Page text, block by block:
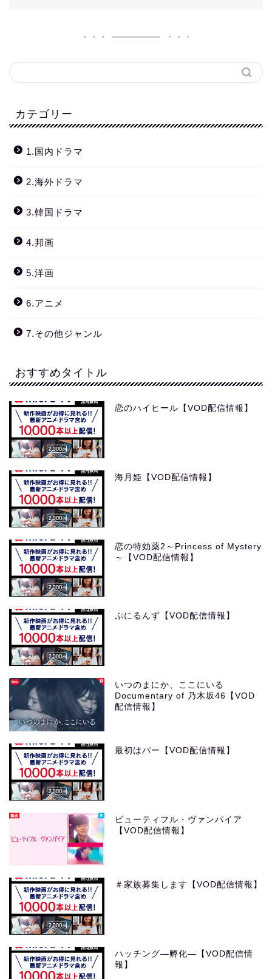
カテゴリー
1.国内ドラマ
2.海外ドラマ
3.韓国ドラマ
4.邦画
5.洋画
6.アニメ
7.その他ジャンル
おすすめタイトル
恋のハイヒール【VOD配信情報】
海月姫【VOD配信情報】
恋の特効薬2～Princess of Mystery
～【VOD配信情報】
ぷにるんず【VOD配信情報】
いつのまにか、ここにいる
Documentary of 乃木坂46【VOD
配信情報】
最初はパー【VOD配信情報】
ビューティフル・ヴァンパイア
【VOD配信情報】
＃家族募集します【VOD配信情報】
ハッチング―孵化―【VOD配信情
報】